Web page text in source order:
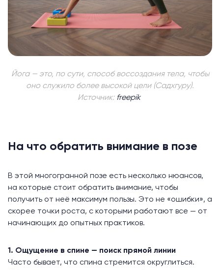
Йога — это, по сути, способ воссоздания тела, чтобы
оно служило более высокой цели (Садхгуру).
Источник: freepik
На что обратить внимание в позе
В этой многогранной позе есть несколько нюансов,
на которые стоит обратить внимание, чтобы
получить от неё максимум пользы. Это не «ошибки», а
скорее точки роста, с которыми работают все — от
начинающих до опытных практиков.
1. Ощущение в спине — поиск прямой линии
Часто бывает, что спина стремится округлиться.